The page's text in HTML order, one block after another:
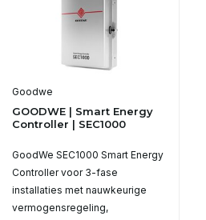
Goodwe
GOODWE | Smart Energy
Controller | SEC1000
GoodWe SEC1000 Smart Energy
Controller voor 3-fase
installaties met nauwkeurige
vermogensregeling,